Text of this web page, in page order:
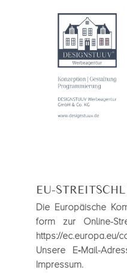
EU-
Die Euro­päi­sche
form zur Online-
https://ec.europa.eu/
Unsere E‑Mail-
Impres­sum.